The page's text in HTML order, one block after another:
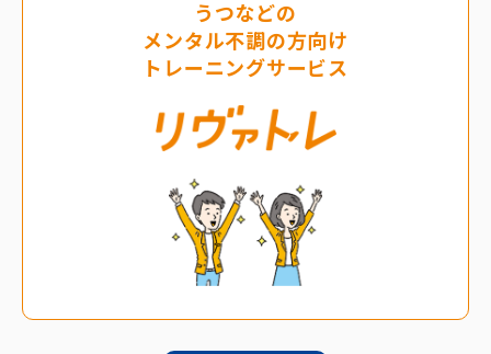
うつなどの
メンタル不調の方向け
トレーニングサービス